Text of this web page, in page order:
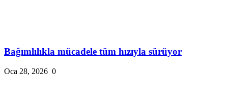
Bağımlılıkla mücadele tüm hızıyla sürüyor
Oca 28, 2026 0